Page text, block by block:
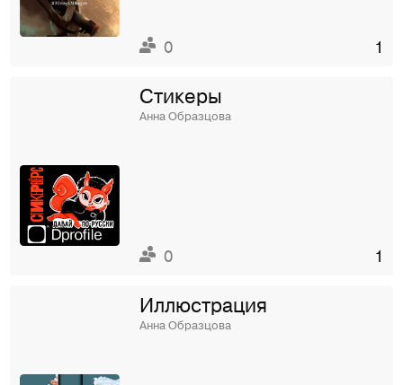
0 1
Стикеры
Анна Образцова
0 1
Иллюстрация
Анна Образцова